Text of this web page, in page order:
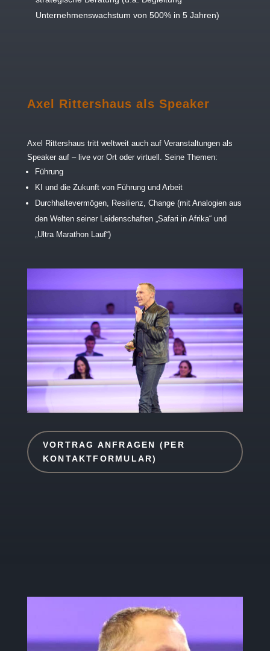
Unternehmenswachstum von 500% in 5 Jahren)
Axel Rittershaus als Speaker
Axel Rittershaus tritt weltweit auch auf Veranstaltungen als
Speaker auf – live vor Ort oder virtuell. Seine Themen:
Führung
KI und die Zukunft von Führung und Arbeit
Durchhaltevermögen, Resilienz, Change (mit Analogien aus
den Welten seiner Leidenschaften „Safari in Afrika“ und
„Ultra Marathon Lauf“)
VORTRAG ANFRAGEN (PER
KONTAKTFORMULAR)